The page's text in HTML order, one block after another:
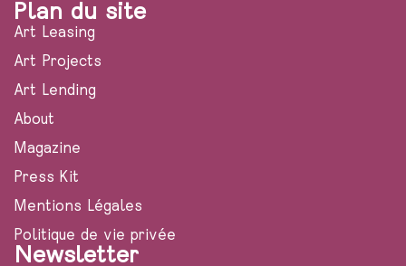
Plan du site
Art Leasing
Art Projects
Art Lending
About
Magazine
Press Kit
Mentions Légales
Politique de vie privée
Newsletter